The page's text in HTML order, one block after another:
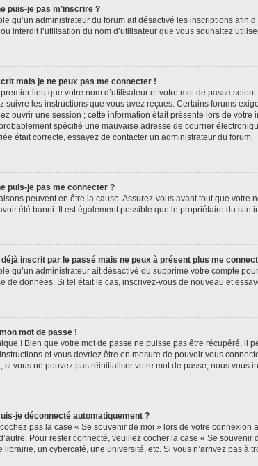
puis-je pas m’inscrire ?
qu’un administrateur du forum ait désactivé les inscriptions
interdit l’utilisation du nom d’utilisateur que vous souhaitez
mais je ne peux pas me connecter !
lieu que votre nom d’utilisateur et votre mot de passe
suivre les instructions que vous avez reçues. Certains forums
ouvrir une session ; cette information était présente lors de
spécifié une mauvaise adresse de courrier
était correcte, essayez de contacter un administrateur du forum.
puis-je pas me connecter ?
peuvent en être la cause. Assurez-vous avant tout que
été banni. Il est également possible que le propriétaire du site
déjà inscrit par le passé mais ne peux à présent plus me
qu’un administrateur ait désactivé ou supprimé votre compte
de données. Si tel était le cas, inscrivez-vous de nouveau et
mot de passe !
! Bien que votre mot de passe ne puisse pas être récupéré, il
et vous devriez être en mesure de pouvoir vous
si vous ne pouvez pas réinitialiser votre mot de passe, nous vous
je déconnecté automatiquement ?
pas la case « Se souvenir de moi » lors de votre
Pour rester connecté, veuillez cocher la case « Se
librairie, un cybercafé, une université, etc. Si vous n’arrivez pas à